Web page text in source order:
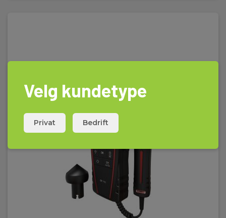
Velg kundetype
Privat Bedrift